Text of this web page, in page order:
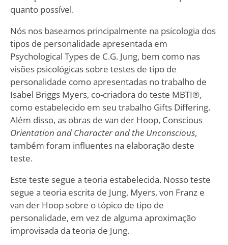
quanto possível.
Nós nos baseamos principalmente na psicologia dos
tipos de personalidade apresentada em
Psychological Types de C.G. Jung, bem como nas
visões psicológicas sobre testes de tipo de
personalidade como apresentadas no trabalho de
Isabel Briggs Myers, co-criadora do teste MBTI®,
como estabelecido em seu trabalho Gifts Differing.
Além disso, as obras de van der Hoop, Conscious
Orientation and Character and the Unconscious,
também foram influentes na elaboração deste
teste.
Este teste segue a teoria estabelecida. Nosso teste
segue a teoria escrita de Jung, Myers, von Franz e
van der Hoop sobre o tópico de tipo de
personalidade, em vez de alguma aproximação
improvisada da teoria de Jung.